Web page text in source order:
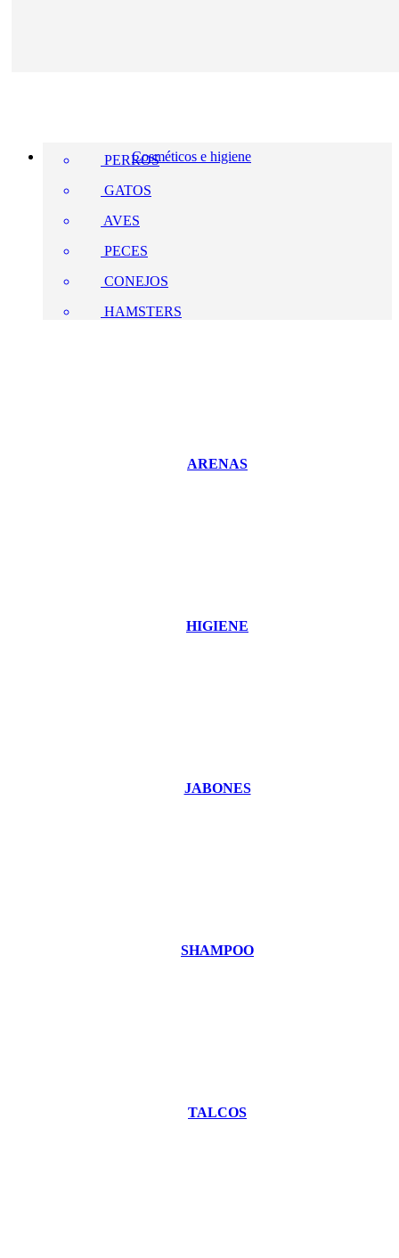
Cosméticos e higiene
PERROS
GATOS
AVES
PECES
CONEJOS
HAMSTERS
ARENAS
HIGIENE
JABONES
SHAMPOO
TALCOS